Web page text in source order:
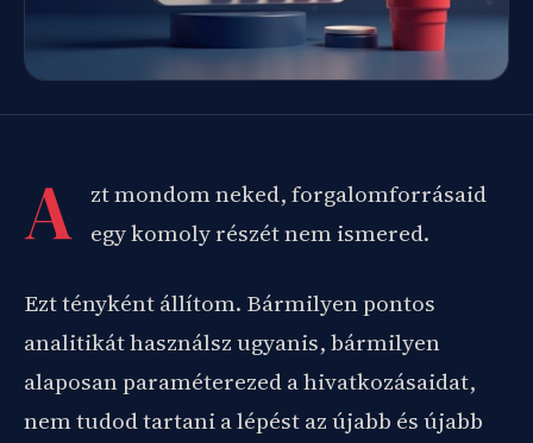
A
zt mondom neked, forgalomforrásaid
egy komoly részét nem ismered.
Ezt tényként állítom. Bármilyen pontos
analitikát használsz ugyanis, bármilyen
alaposan paraméterezed a hivatkozásaidat,
nem tudod tartani a lépést az újabb és újabb